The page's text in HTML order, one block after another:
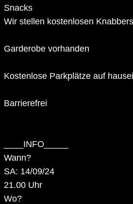
Snacks
Wir stellen kostenlosen
Garderobe vorhanden
Kostenlose Parkplätze auf
Barrierefrei
____INFO_____
Wann?
SA: 14/09/24
21.00 Uhr
Wo?